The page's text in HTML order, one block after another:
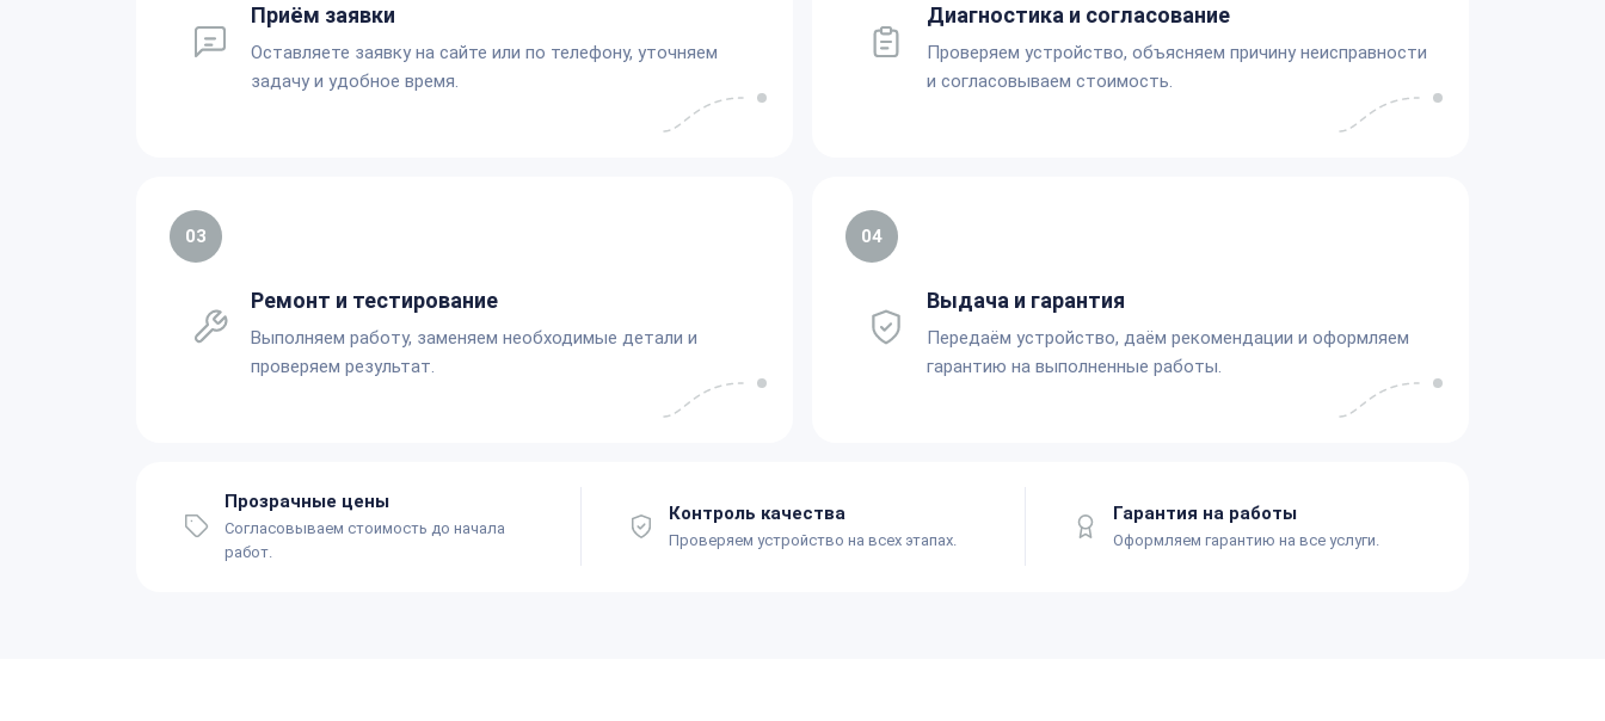
Приём заявки
Оставляете заявку на сайте или по телефону, уточняем
задачу и удобное время.
Диагностика и согласование
Проверяем устройство, объясняем причину неисправности
и согласовываем стоимость.
03
Ремонт и тестирование
Выполняем работу, заменяем необходимые детали и
проверяем результат.
04
Выдача и гарантия
Передаём устройство, даём рекомендации и оформляем
гарантию на выполненные работы.
Прозрачные цены
Согласовываем стоимость до начала
работ.
Контроль качества
Проверяем устройство на всех этапах.
Гарантия на работы
Оформляем гарантию на все услуги.